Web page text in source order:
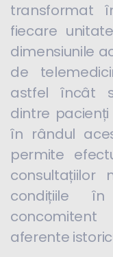
transformat
fiecare
dimensiunile
de
astfel încât
dintre
în rândul
permite
condițiile
aferente